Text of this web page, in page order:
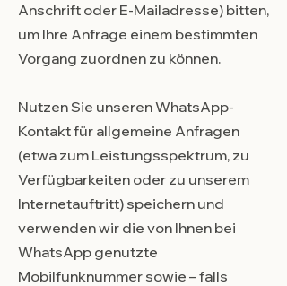
Anschrift oder E-Mailadresse) bitten,
um Ihre Anfrage einem bestimmten
Vorgang zuordnen zu können.
Nutzen Sie unseren WhatsApp-
Kontakt für allgemeine Anfragen
(etwa zum Leistungsspektrum, zu
Verfügbarkeiten oder zu unserem
Internetauftritt) speichern und
verwenden wir die von Ihnen bei
WhatsApp genutzte
Mobilfunknummer sowie – falls